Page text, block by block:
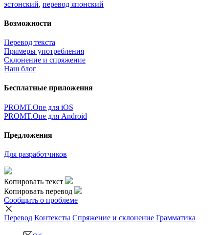
эстонский, перевод японский
Возможности
Перевод текста
Примеры употребления
Склонение и спряжение
Наш блог
Бесплатные приложения
PROMT.One для iOS
PROMT.One для Android
Предложения
Для разработчиков
Копировать текст
Копировать перевод
Сообщить о проблеме
Перевод Контексты Спряжение и склонение Грамматика